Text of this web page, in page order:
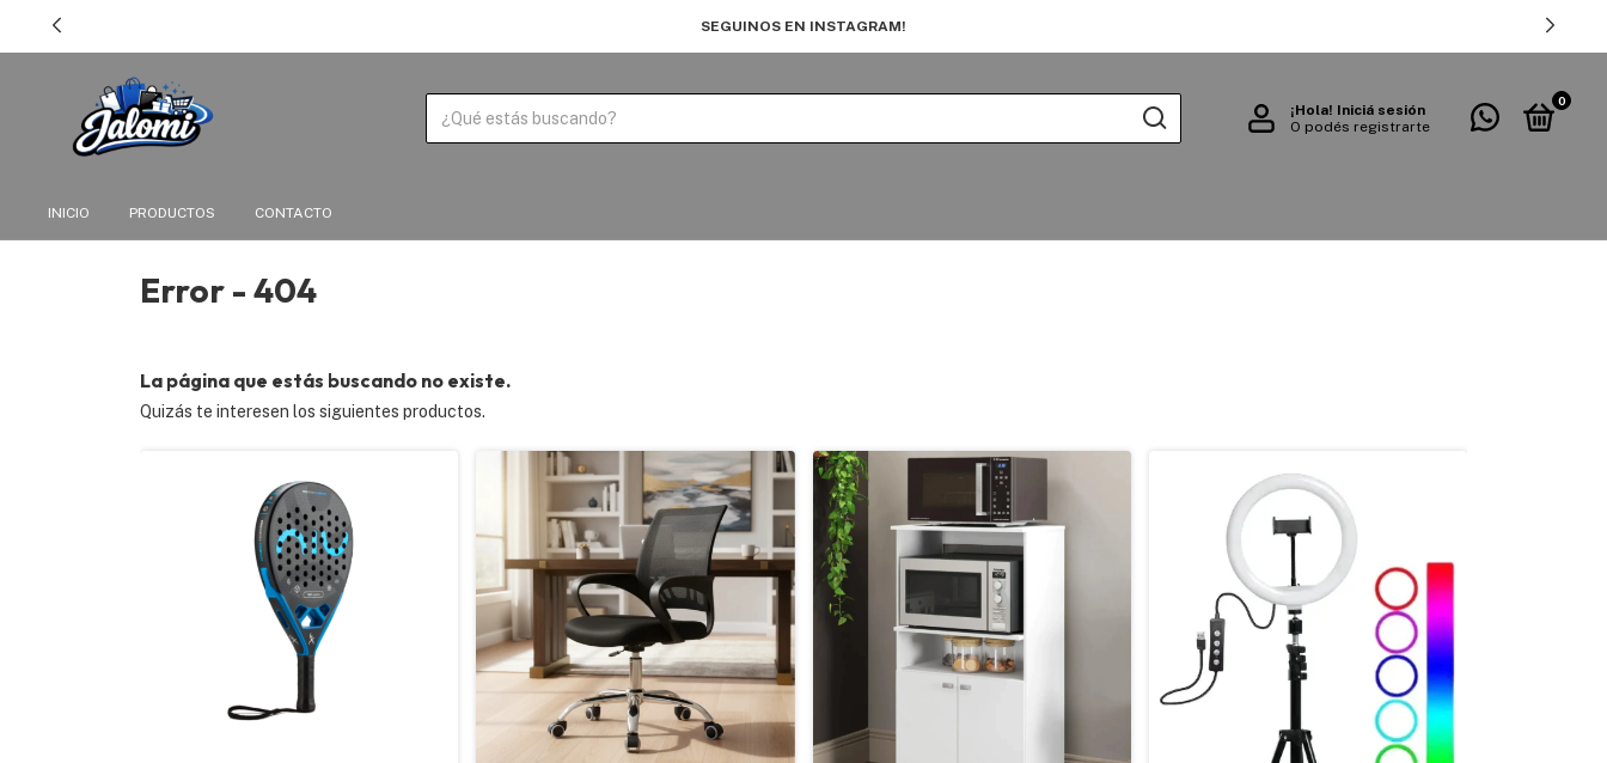
SEGUINOS EN INSTAGRAM!
¡Hola! Iniciá sesión
O podés registrarte
0
INICIO PRODUCTOS CONTACTO
Error - 404
La página que estás buscando no existe.
Quizás te interesen los siguientes productos.